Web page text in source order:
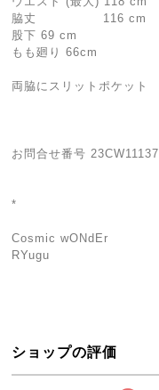
脇丈 116 cm
股下 69 cm
もも廻り 66cm
両脇にスリットポケット
お問合せ番号 23CW11137
*
Cosmic wONdEr
RYugu
ショップの評価